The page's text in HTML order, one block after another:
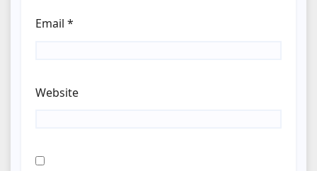
Email *
Website